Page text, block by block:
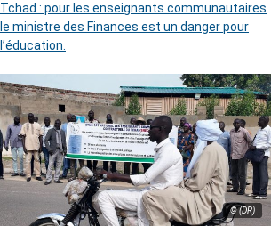
Tchad : pour les enseignants communautaires
le ministre des Finances est un danger pour
l’éducation.
© (DR)